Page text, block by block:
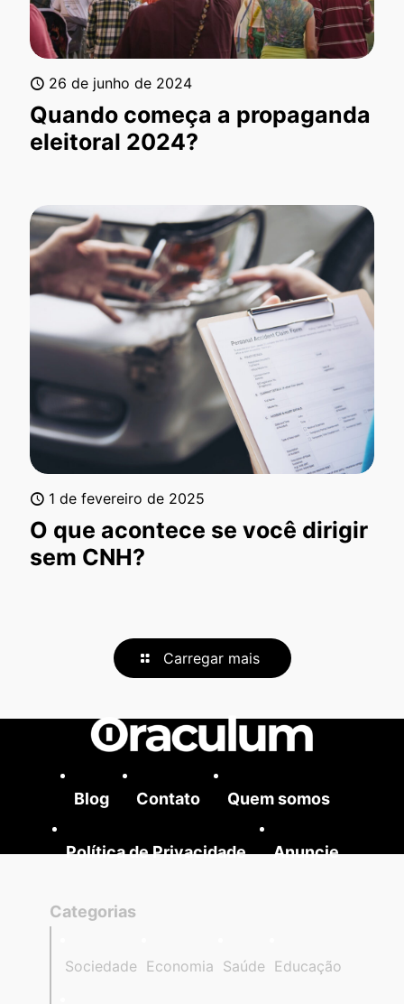
26 de junho de 2024
Quando começa a propaganda
eleitoral 2024?
1 de fevereiro de 2025
O que acontece se você dirigir
sem CNH?
Carregar mais
Blog Contato Quem somos
Política de Privacidade Anuncie
Categorias
Sociedade Economia Saúde Educação